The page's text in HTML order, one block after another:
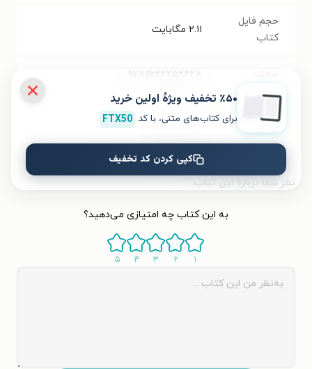
حجم فایل
کتاب
۲.۱۱ مگابایت
۹۷۸۹۶۴۲۲۵۲۴۲۸
تعداد صفحه‌ها
قیمت کتاب ۴۰۰۰۰ تومان
نظر شما دربارهٔ این کتاب
به این کتاب چه امتیازی می‌دهید؟
۱ ۲ ۳ ۴ ۵
٪۵۰ تخفیف ویژۀ اولین خرید
برای کتاب‌های متنی، با کد FTX50
کپی کردن کد تخفیف